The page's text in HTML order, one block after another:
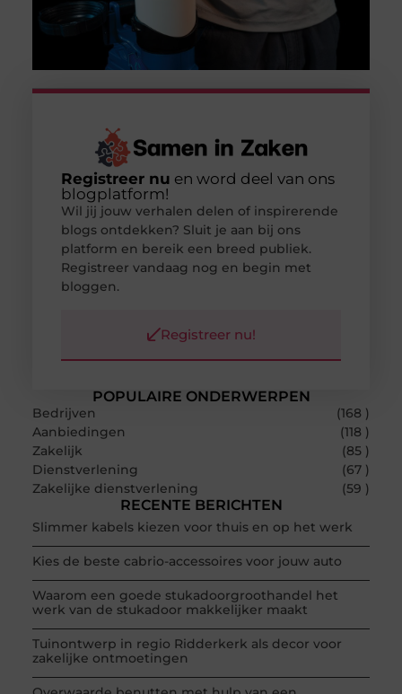
POPULAIRE ONDERWERPEN
Bedrijven
(168 )
Aanbiedingen
(118 )
Zakelijk
(85 )
Dienstverlening
(67 )
Zakelijke dienstverlening
(59 )
RECENTE BERICHTEN
Slimmer kabels kiezen voor thuis en op het werk
Kies de beste cabrio-accessoires voor jouw auto
Waarom een goede stukadoorgroothandel het
werk van de stukadoor makkelijker maakt
Tuinontwerp in regio Ridderkerk als decor voor
zakelijke ontmoetingen
Registreer nu en word deel van ons
blogplatform!
Wil jij jouw verhalen delen of inspirerende
blogs ontdekken? Sluit je aan bij ons
platform en bereik een breed publiek.
Registreer vandaag nog en begin met
bloggen.
Registreer nu!